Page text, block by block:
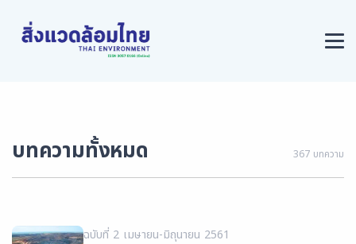
บทความทั้งหมด 367 บทความ
ฉบับที่ 2 เมษายน-มิถุนายน 2561